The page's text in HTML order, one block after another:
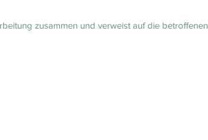
zusammen und verweist auf die betroffenen